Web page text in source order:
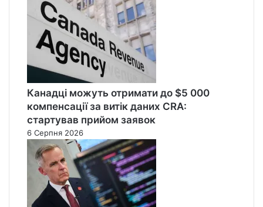
Канадці можуть отримати до $5 000
компенсації за витік даних CRA:
стартував прийом заявок
6 Серпня 2026